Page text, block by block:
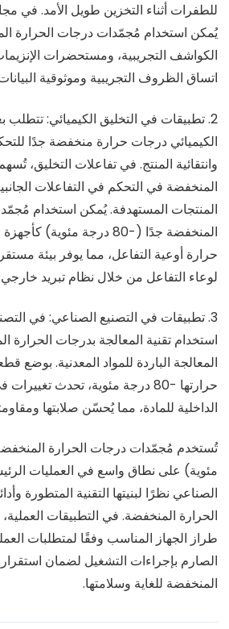
للطفرات أثناء التخزين طويل الأمد. في
يُمكن استخدام مُجمّدات درجات الحرارة
الكواشف التجريبية، ومستحضرات
اتساق الظروف التجريبية وموثوقية
2. تطبيقات في التخليق الكيميائي:
الكيميائي درجات حرارة منخفضة جدًا
وانتقائية المنتج. في تفاعلات التخليق،
المنخفضة في التحكم في التفاعلات
المنتجات المستهدفة. يُمكن استخدام
المنخفضة جدًا (-80 درجة
حرارة أوعية التفاعل، مما يوفر بيئة
لوعاء التفاعل من خلال نظام تبريد
3. تطبيقات في التصنيع الصناعي: في
استخدام تقنية المعالجة بدرجات
المعالجة الباردة للمواد المعدنية. بوضع
حرارتها -80 درجة مئوية، تحدث
الداخلية للمادة، مما يُحسّن صلابتها
مئوية) على نطاق واسع في العمليات
الصناعي نظرًا لبنيتها التقنية المتطورة
الحرارة المنخفضة. في التطبيقات
طراز الجهاز المناسب وفقًا لمتطلبات
الصارم بإجراءات التشغيل لضمان
المنخفضة للغاية وسلامتها.